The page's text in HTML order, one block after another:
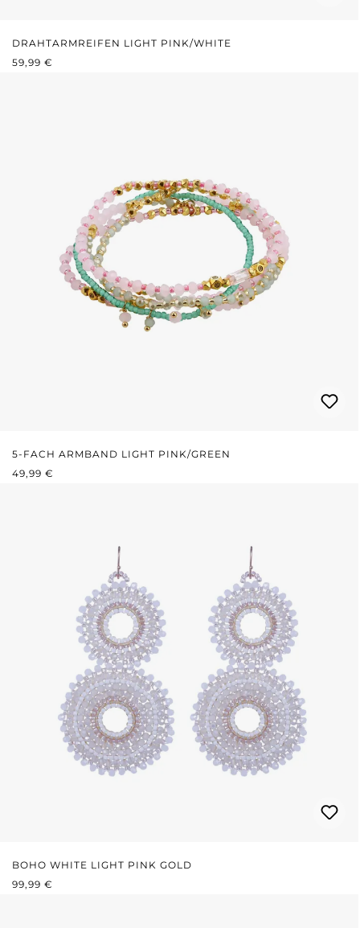
DRAHTARMREIFEN LIGHT PINK/WHITE
REGULÄRER PREIS:
59,99 €
5-FACH ARMBAND LIGHT PINK/GREEN
REGULÄRER PREIS:
49,99 €
BOHO WHITE LIGHT PINK GOLD
REGULÄRER PREIS:
99,99 €